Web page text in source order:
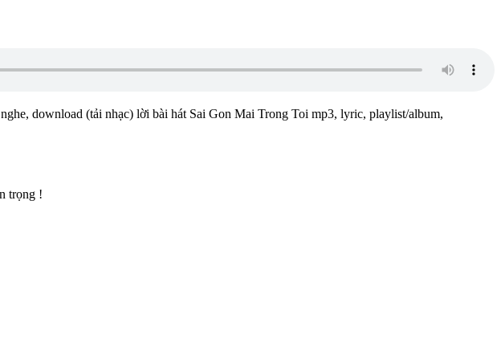
download (tải nhạc) lời bài hát Sai Gon Mai Trong Toi mp3, lyric, playlist/album,
trọng !